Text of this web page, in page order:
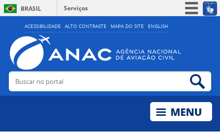
ACESSIBILIDADE ALTO CONTRASTE MAPA DO SITE ENGLISH
BRASIL
Serviços
Simplifique!
Acesso à informação
Legislação
Buscar no portal